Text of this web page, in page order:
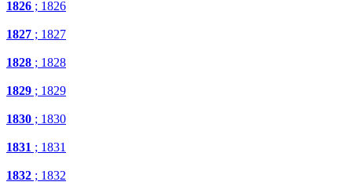
1826 ; 1826
1827 ; 1827
1828 ; 1828
1829 ; 1829
1830 ; 1830
1831 ; 1831
1832 ; 1832